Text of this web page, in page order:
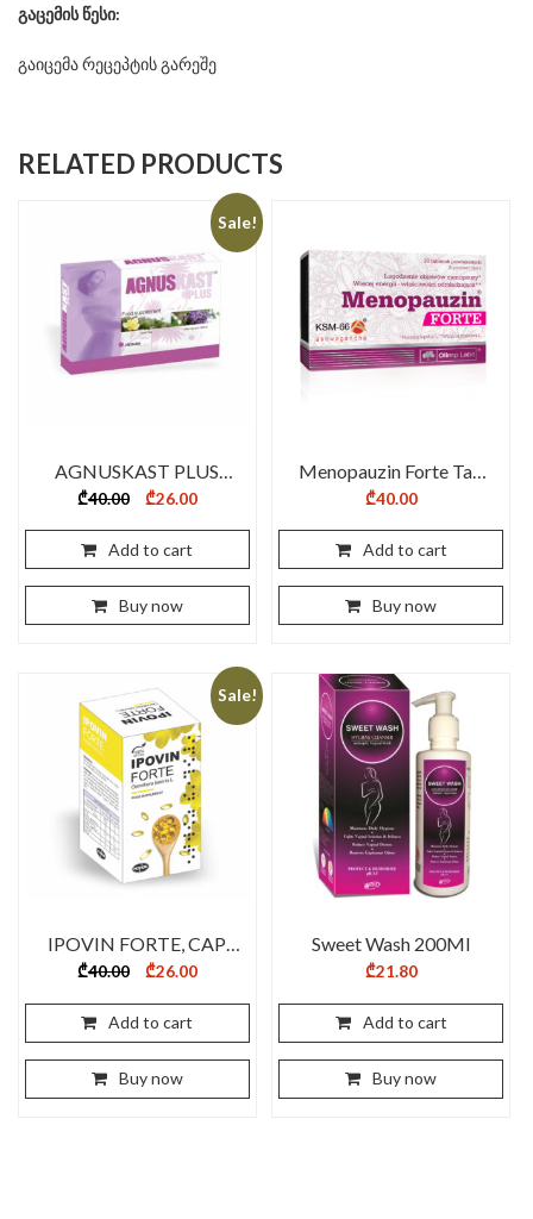
გაცემის წესი:
გაიცემა რეცეპტის გარეშე
RELATED PRODUCTS
Sale!
AGNUSKAST PLUS
CAPSULES N 30
₾40.00 Original
was:
₾40.00.
₾26.00Current
is:
Add to cart
Buy now
Menopauzin Forte Tab
№30
₾40.00
Add to cart
Buy now
Sale!
IPOVIN FORTE, CAP
N30
₾40.00 Original
was:
₾40.00.
₾26.00Current
is:
Add to cart
Buy now
Sweet Wash 200Ml
₾21.80
Add to cart
Buy now